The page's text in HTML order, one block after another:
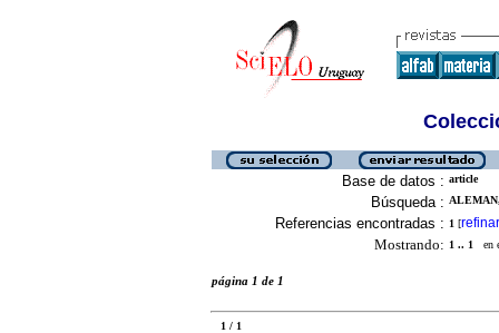
Base de datos : article
Búsqueda :
Referencias encontradas : 1 [refinar
Mostrando: 1 .. 1 en
página 1 de 1
1 / 1